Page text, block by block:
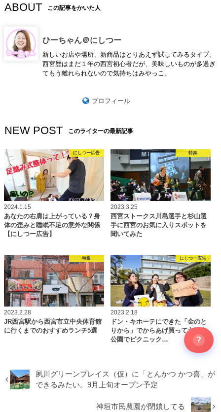
ABOUT この記事をかいた人
ひーちゃん＠にしつー
新しいお店や場所、新商品はとりあえず試してみるタイプ。
西宮歴はまだ１年の西宮初心者だが、美味しいものが多過ぎ
てもう離れられないので気持ちはみやっこ。
プロフィール
NEW POST このライターの最新記事
にしつー広告
2024.1.15
あなたの右肩は上がっている？身
体の歪みと睡眠不足の意外な関係
【にしつー広告】
特集
2023.3.25
西宮ストークス川島選手と杉山選
手に西宮のお気に入りスポットを
聞いてみた
特集
2023.2.28
JR西宮駅から西宮市立中央体育館
に行くまでのおすすめランチ5選
にしつー広告
2023.2.18
ドン・キホーテにできた「金のと
りから」でからあげ買って六湛寺
公園でピクニック…
夙川グリーンプレイス（仮）に「とんかつ かつ喜」が
できるみたい。9月上旬オープン予定
神垣市民農園が閉鎖してる
?